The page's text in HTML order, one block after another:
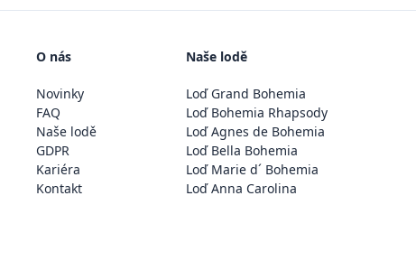
O nás
Novinky
FAQ
Naše lodě
GDPR
Kariéra
Kontakt
Naše lodě
Loď Grand Bohemia
Loď Bohemia Rhapsody
Loď Agnes de Bohemia
Loď Bella Bohemia
Loď Marie d´ Bohemia
Loď Anna Carolina